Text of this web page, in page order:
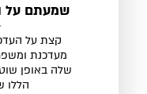
שמעתם על
קצת על
מעדכנת
שלה באופן
הללו